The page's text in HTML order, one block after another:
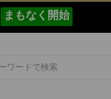
まもなく開始